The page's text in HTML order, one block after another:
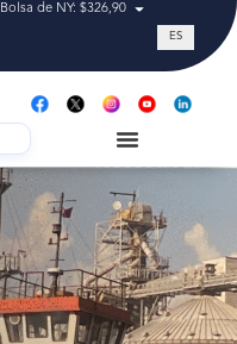
Bolsa de NY: $326,90 Tasa de
ES